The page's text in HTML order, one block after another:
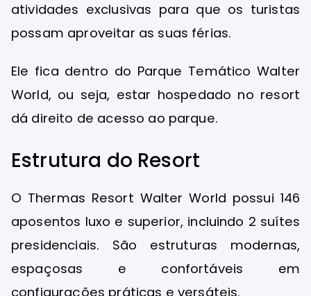
atividades exclusivas para que os turistas
possam aproveitar as suas férias.
Ele fica dentro do Parque Temático Walter
World, ou seja, estar hospedado no resort
dá direito de acesso ao parque.
Estrutura do Resort
O Thermas Resort Walter World possui 146
aposentos luxo e superior, incluindo 2 suítes
presidenciais. São estruturas modernas,
espaçosas e confortáveis ​​em
configurações práticas e versáteis.